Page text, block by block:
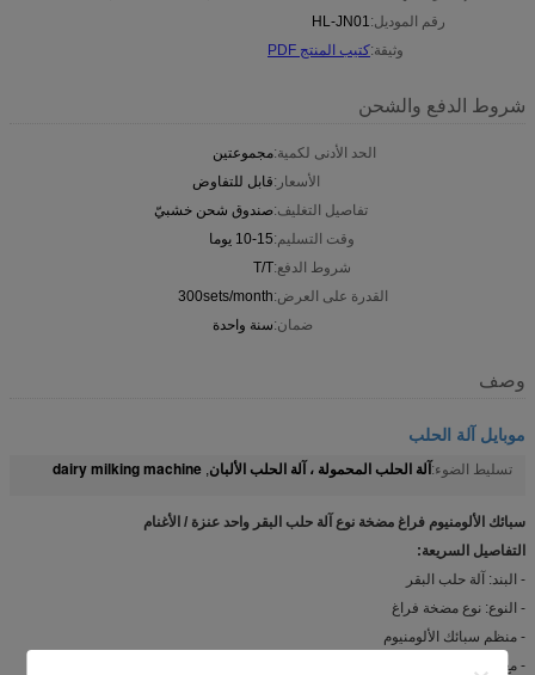
رقم الموديل:HL-JN01
وثيقة:كتيب المنتج PDF
شروط الدفع والشحن
الحد الأدنى لكمية:مجموعتين
الأسعار:قابل للتفاوض
تفاصيل التغليف:صندوق شحن خشبيّ
وقت التسليم:10-15 يوما
شروط الدفع:T/T
القدرة على العرض:300sets/month
ضمان:سنة واحدة
وصف
موبايل آلة الحلب
تسليط الضوء:آلة الحلب المحمولة ، آلة الحلب الألبان,
dairy milking machine
سبائك الألومنيوم فراغ مضخة نوع آلة حلب البقر واحد عنزة / الأغنام
التفاصيل السريعة:
- البند: آلة حلب البقر
- النوع: نوع مضخة فراغ
- منظم سبائك الألومنيوم
- مع شهادة ISO و CE